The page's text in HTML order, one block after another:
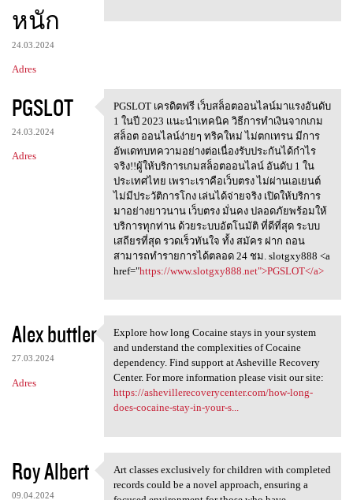
หนัก
24.03.2024
Adres
PGSLOT
24.03.2024
Adres
PGSLOT เครดิตฟรี
PGSLOT เครดิตฟรี เว็บสล็อตออนไลน์มาแรงอันดับ
1 ในปี 2023 เเนะนำเทคนิค วิธีการทำเงินจากเกม
สล็อต ออนไลน์ง่ายๆ ทริคใหม่ ไม่ตกเทรน มีการ
อัพเดทบทความอย่างต่อเนื่องรับประกันได้กำไร
จริง!!ผู้ให้บริการเกมสล็อตออนไลน์ อันดับ 1 ใน
ประเทศไทย เพราะเราคือเว็บตรง ไม่ผ่านเอเยนต์
ไม่มีประวัติการโกง เล่นได้จ่ายจริง เปิดให้บริการ
มาอย่างยาวนาน เว็บตรง มั่นคง ปลอดภัยพร้อมให้
บริการทุกท่าน ด้วยระบบอัตโนมัติ ที่ดีที่สุด ระบบ
เสถียรที่สุด รวดเร็วทันใจ ทั้ง สมัคร ฝาก ถอน
สามารถทำรายการได้ตลอด 24 ชม. slotgxy888 <a
href="https://www.slotgxy888.net">PGSLOT</a>
Alex buttler
27.03.2024
Adres
Explore how long Cocaine
Explore how long Cocaine stays in your system
and understand the complexities of Cocaine
dependency. Find support at Asheville Recovery
Center. For more information please visit our site:
https://ashevillerecoverycenter.com/how-long-
does-cocaine-stay-in-your-s...
Roy Albert
09.04.2024
Art classes exclusively for
Art classes exclusively for children with completed
records could be a novel approach, ensuring a